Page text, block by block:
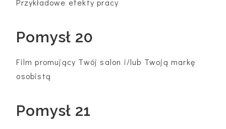
Pomysł 20
Film promujący Twój salon i/lub Twoją markę
osobistą
Pomysł 21